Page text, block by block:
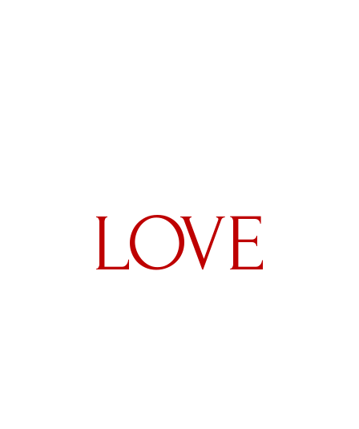
LOVE
София